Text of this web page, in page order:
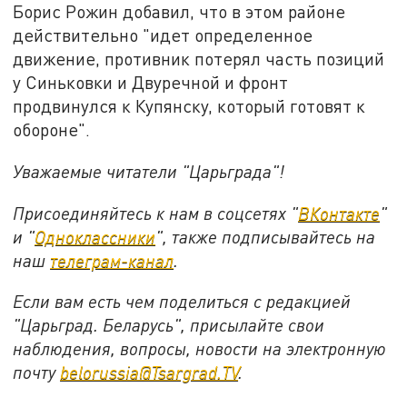
Борис Рожин добавил, что в этом районе
действительно "идет определенное
движение, противник потерял часть позиций
у Синьковки и Двуречной и фронт
продвинулся к Купянску, который готовят к
обороне".
Уважаемые читатели "Царьграда"!
Присоединяйтесь к нам в соцсетях "ВКонтакте"
и "Одноклассники", также подписывайтесь на
наш телеграм-канал
Если вам есть чем поделиться с редакцией
"Царьград. Беларусь", присылайте свои
наблюдения, вопросы, новости на электронную
почту belorussia@Tsargrad.TV.